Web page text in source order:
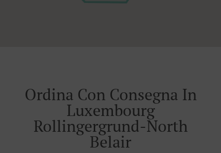
Ordina Con Consegna In
Luxembourg
Rollingergrund-North
Belair